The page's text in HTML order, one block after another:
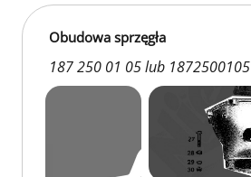
Obudowa sprzęgła
187 250 01 05 lub 1872500105